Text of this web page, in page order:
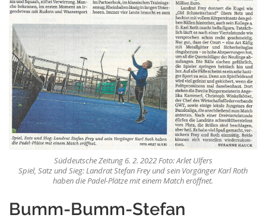
Süddeutsche Zeitung 6. 2. 2022 Foto: Arlet Ulfers
Spiel, Satz und Sieg: Landrat Stefan Frey und sein Vorgänger Karl Roth
haben die Padel-Plätze mit einem Match eröffnet.
Bumm-Bumm-Stefan